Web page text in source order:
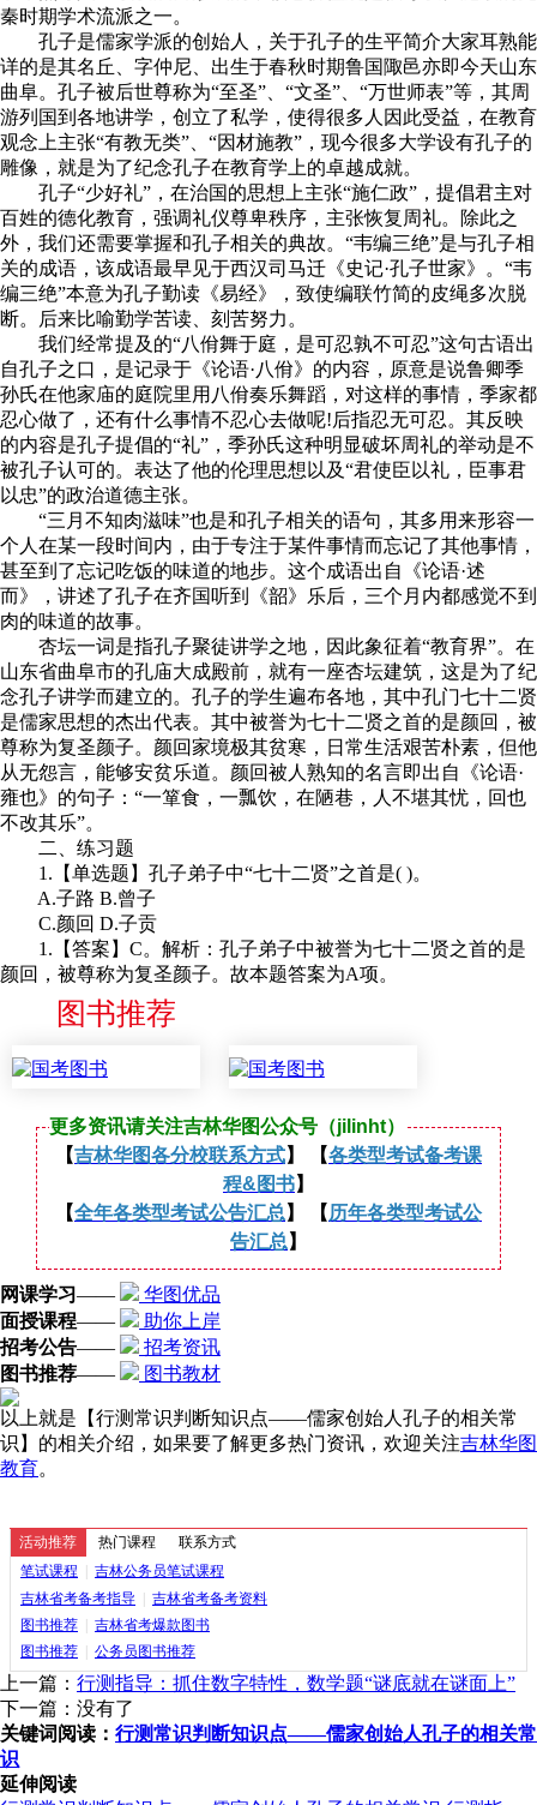
秦时期学术流派之一。
孔子是儒家学派的创始人，关于孔子的生平简介大家耳熟能
详的是其名丘、字仲尼、出生于春秋时期鲁国陬邑亦即今天山东
曲阜。孔子被后世尊称为“至圣”、“文圣”、“万世师表”等，其周
游列国到各地讲学，创立了私学，使得很多人因此受益，在教育
观念上主张“有教无类”、“因材施教”，现今很多大学设有孔子的
雕像，就是为了纪念孔子在教育学上的卓越成就。
孔子“少好礼”，在治国的思想上主张“施仁政”，提倡君主对
百姓的德化教育，强调礼仪尊卑秩序，主张恢复周礼。除此之
外，我们还需要掌握和孔子相关的典故。“韦编三绝”是与孔子相
关的成语，该成语最早见于西汉司马迁《史记·孔子世家》。“韦
编三绝”本意为孔子勤读《易经》，致使编联竹简的皮绳多次脱
断。后来比喻勤学苦读、刻苦努力。
我们经常提及的“八佾舞于庭，是可忍孰不可忍”这句古语出
自孔子之口，是记录于《论语·八佾》的内容，原意是说鲁卿季
孙氏在他家庙的庭院里用八佾奏乐舞蹈，对这样的事情，季家都
忍心做了，还有什么事情不忍心去做呢!后指忍无可忍。其反映
的内容是孔子提倡的“礼”，季孙氏这种明显破坏周礼的举动是不
被孔子认可的。表达了他的伦理思想以及“君使臣以礼，臣事君
以忠”的政治道德主张。
“三月不知肉滋味”也是和孔子相关的语句，其多用来形容一
个人在某一段时间内，由于专注于某件事情而忘记了其他事情，
甚至到了忘记吃饭的味道的地步。这个成语出自《论语·述
而》，讲述了‌孔子在‌齐国听到‌《韶》乐后，三个月内都感觉不到
肉的味道的故事。
杏坛一词是指孔子聚徒讲学之地，因此象征着“教育界”。在
山东省曲阜市的孔庙大成殿前，就有一座杏坛建筑，这是为了纪
念孔子讲学而建立的。孔子的学生遍布各地，其中孔门七十二贤
是儒家思想的杰出代表。其中被誉为七十二贤之首的是颜回，被
尊称为复圣颜子。颜回家境极其贫寒，日常生活艰苦朴素，但他
从无怨言，能够安贫乐道。颜回被人熟知的名言即出自《论语·
雍也》的句子：“一箪食，一瓢饮，在陋巷，人不堪其忧，回也
不改其乐”。
二、练习题
1.【单选题】孔子弟子中“七十二贤”之首是( )。
A.子路 B.曾子
C.颜回 D.子贡
1.【答案】C。解析：孔子弟子中被誉为七十二贤之首的是
颜回，被尊称为复圣颜子。故本题答案为A项。
图书推荐
更多资讯请关注吉林华图公众号（jilinht）
【吉林华图各分校联系方式】 【各类型考试备考课
程&图书】
【全年各类型考试公告汇总 】 【 历年各类型考试公
告汇总 】
网课学习——
华图优品
面授课程——
助你上岸
招考公告——
招考资讯
图书推荐—— 图书教材
以上就是【行测常识判断知识点——儒家创始人孔子的相关常
识】的相关介绍，如果要了解更多热门资讯，欢迎关注吉林华图
教育。
活动推荐 热门课程 联系方式
笔试课程
吉林公务员笔试课程
吉林省考备考指导
吉林省考备考资料
图书推荐
吉林省考爆款图书
图书推荐
公务员图书推荐
上一篇： 行测指导：抓住数字特性，数学题“谜底就在谜面上”
下一篇：没有了
关键词阅读： 行测常识判断知识点——儒家创始人孔子的相关常
识
延伸阅读